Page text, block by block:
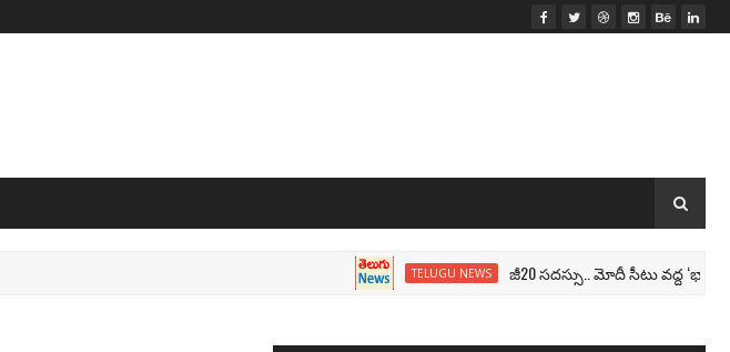
TELUGU NEWS జీ20 సదస్సు.. మోదీ సీటు వద్ద ‘భారత్’ నేమ్